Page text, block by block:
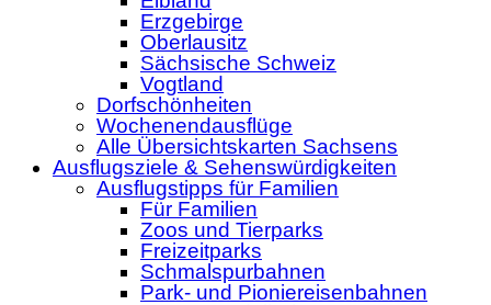
Erzgebirge
Oberlausitz
Sächsische Schweiz
Vogtland
Dorfschönheiten
Wochenendausflüge
Alle Übersichtskarten Sachsens
Ausflugsziele & Sehenswürdigkeiten
Ausflugstipps für Familien
Für Familien
Zoos und Tierparks
Freizeitparks
Schmalspurbahnen
Park- und Pioniereisenbahnen